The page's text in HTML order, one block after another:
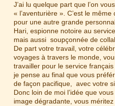
J’ai lu quelque part que l’on
« l’aventurière ». C’est le
pour une autre grande
Hari, espionne notoire au
mais aussi soupçonnée de
De part votre travail, votre
voyages à travers le monde,
travailler pour le service
je pense au final que vous
de façon pacifique, avec votre
Donc loin de moi l’idée que
image dégradante, vous